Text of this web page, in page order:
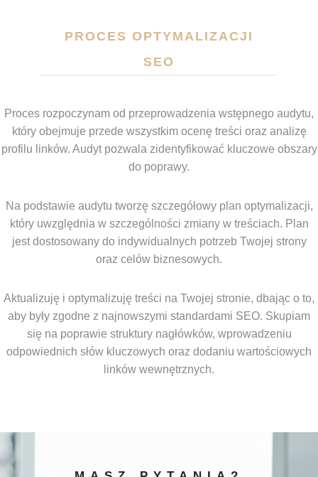
PROCES OPTYMALIZACJI
SEO
Proces rozpoczynam od przeprowadzenia wstępnego audytu,
który obejmuje przede wszystkim ocenę treści oraz analizę
profilu linków. Audyt pozwala zidentyfikować kluczowe obszary
do poprawy.
Na podstawie audytu tworzę szczegółowy plan optymalizacji,
który uwzględnia w szczególności zmiany w treściach. Plan
jest dostosowany do indywidualnych potrzeb Twojej strony
oraz celów biznesowych.
Aktualizuję i optymalizuję treści na Twojej stronie, dbając o to,
aby były zgodne z najnowszymi standardami SEO. Skupiam
się na poprawie struktury nagłówków, wprowadzeniu
odpowiednich słów kluczowych oraz dodaniu wartościowych
linków wewnętrznych.